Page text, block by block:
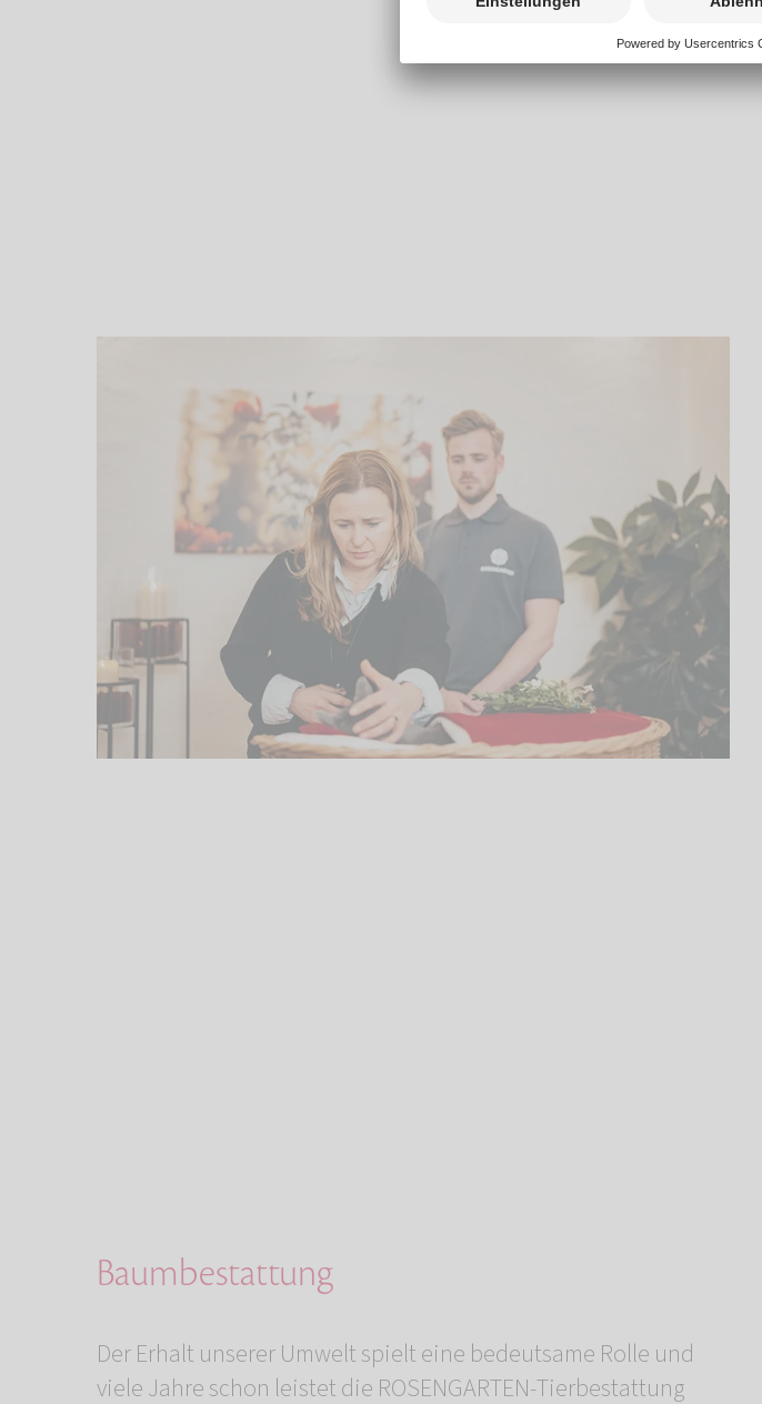
Baumbestattung
Der Erhalt unserer Umwelt spielt eine bedeutsame Rolle und
viele Jahre schon leistet die ROSENGARTEN-Tierbestattung